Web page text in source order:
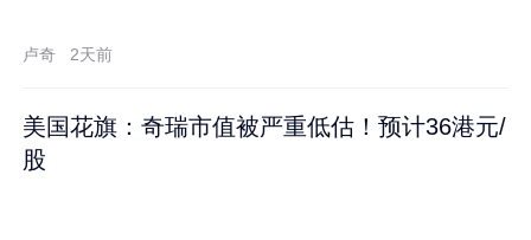
卢奇 2天前
美国花旗：奇瑞市值被严重低估！预计36港元/
股